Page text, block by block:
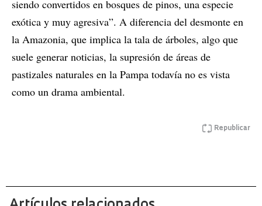
siendo convertidos en bosques de pinos, una especie
exótica y muy agresiva”. A diferencia del desmonte en
la Amazonia, que implica la tala de árboles, algo que
suele generar noticias, la supresión de áreas de
pastizales naturales en la Pampa todavía no es vista
como un drama ambiental.
Republicar